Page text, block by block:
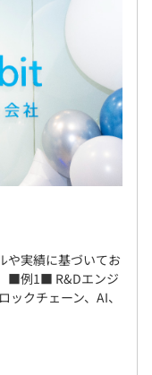
や実績に基づいてお
■例1■ R&Dエンジ
クチェーン、AI、